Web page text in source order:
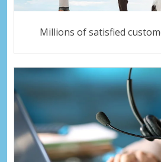
Millions of satisfied